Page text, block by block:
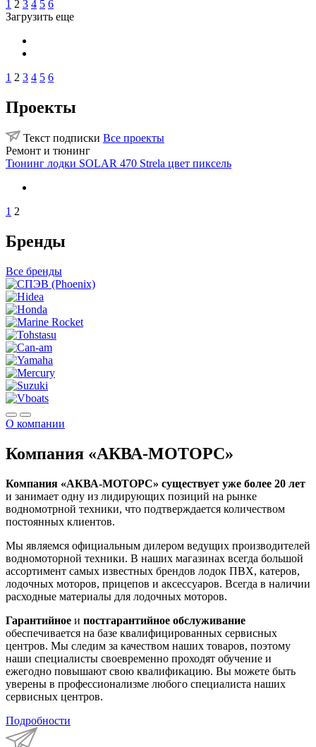
1 2 3 4 5 6
Загрузить еще
1 2 3 4 5 6
Проекты
Текст подписки Все проекты
Ремонт и тюнинг
Тюнинг лодки SOLAR 470 Strela цвет пиксель
1 2
Бренды
Все бренды
О компании
Компания «АКВА-МОТОРС»
Компания «АКВА-МОТОРС» существует уже более 20 лет
и занимает одну из лидирующих позиций на рынке
водномотрной техники, что подтверждается количеством
постоянных клиентов.
Мы являемся официальным дилером ведущих производителей
водномоторной техники. В наших магазинах всегда большой
ассортимент самых известных брендов лодок ПВХ, катеров,
лодочных моторов, прицепов и аксессуаров. Всегда в наличии
расходные материалы для лодочных моторов.
Гарантийное и постгарантийное обслуживание
обеспечивается на базе квалифицированных сервисных
центров. Мы следим за качеством наших товаров, поэтому
наши специалисты своевременно проходят обучение и
ежегодно повышают свою квалификацию. Вы можете быть
уверены в профессионализме любого специалиста наших
сервисных центров.
Подробности